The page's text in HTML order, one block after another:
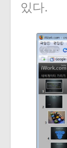
있다.